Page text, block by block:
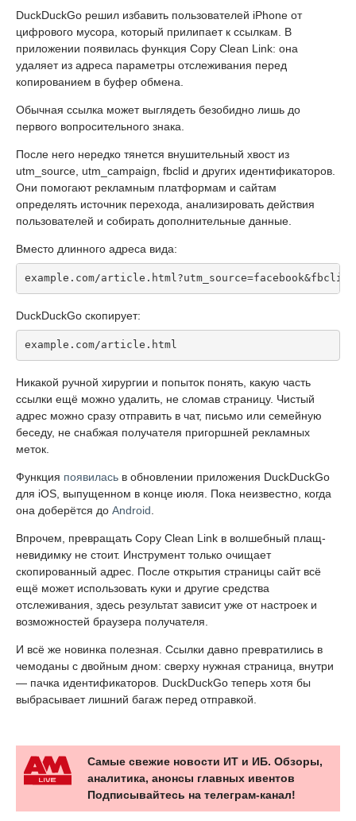
DuckDuckGo решил избавить пользователей iPhone от
цифрового мусора, который прилипает к ссылкам. В
приложении появилась функция Copy Clean Link: она
удаляет из адреса параметры отслеживания перед
копированием в буфер обмена.
Обычная ссылка может выглядеть безобидно лишь до
первого вопросительного знака.
После него нередко тянется внушительный хвост из
utm_source, utm_campaign, fbclid и других идентификаторов.
Они помогают рекламным платформам и сайтам
определять источник перехода, анализировать действия
пользователей и собирать дополнительные данные.
Вместо длинного адреса вида:
example.com/
DuckDuckGo скопирует:
example.com/article.html
Никакой ручной хирургии и попыток понять, какую часть
ссылки ещё можно удалить, не сломав страницу. Чистый
адрес можно сразу отправить в чат, письмо или семейную
беседу, не снабжая получателя пригоршней рекламных
меток.
Функция появилась в обновлении приложения DuckDuckGo
для iOS, выпущенном в конце июля. Пока неизвестно, когда
она доберётся до Android
Впрочем, превращать Copy Clean Link в волшебный плащ-
невидимку не стоит. Инструмент только очищает
скопированный адрес. После открытия страницы сайт всё
ещё может использовать куки и другие средства
отслеживания, здесь результат зависит уже от настроек и
возможностей браузера получателя.
И всё же новинка полезная. Ссылки давно превратились в
чемоданы с двойным дном: сверху нужная страница, внутри
— пачка идентификаторов. DuckDuckGo теперь хотя бы
выбрасывает лишний багаж перед отправкой.
Самые свежие новости ИТ и ИБ. Обзоры,
аналитика, анонсы главных ивентов
Подписывайтесь на телеграм-канал!